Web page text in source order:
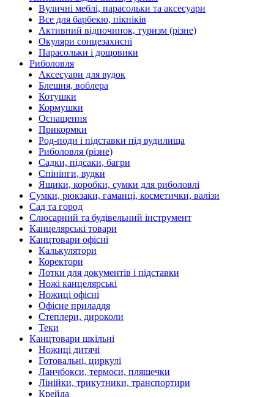
Вуличні меблі, парасольки та аксесуари
Все для барбекю, пікніків
Активний відпочинок, туризм (різне)
Окуляри сонцезахисні
Парасольки і дощовики
Риболовля
Аксесуари для вудок
Блешня, воблера
Котушки
Кормушки
Оснащення
Прикормки
Род-поди і підставки під вудилища
Риболовля (різне)
Садки, підсаки, багри
Спінінги, вудки
Ящики, коробки, сумки для риболовлі
Сумки, рюкзаки, гаманці, косметички, валізи
Сад та город
Слюсарний та будівельний інструмент
Канцелярські товари
Канцтовари офісні
Калькулятори
Коректори
Лотки для документів і підставки
Ножі канцелярські
Ножиці офісні
Офісне приладдя
Степлери, дироколи
Теки
Канцтовари шкільні
Ножиці дитячі
Готовальні, циркулі
Ланчбокси, термоси, пляшечки
Лінійки, трикутники, транспортири
Крейда